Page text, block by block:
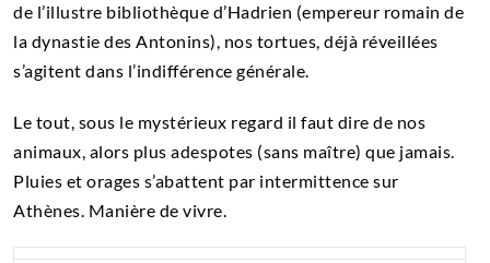
de l’illustre bibliothèque d’Hadrien (empereur romain de
la dynastie des Antonins), nos tortues, déjà réveillées
s’agitent dans l’indifférence générale.
Le tout, sous le mystérieux regard il faut dire de nos
animaux, alors plus adespotes (sans maître) que jamais.
Pluies et orages s’abattent par intermittence sur
Athènes. Manière de vivre.